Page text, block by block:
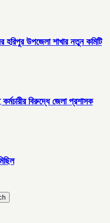
হরিপুর উপজেলা শাখার নতুন কমিটি
কর্মচারীর বিরুদ্ধে জেলা প্রশাসক